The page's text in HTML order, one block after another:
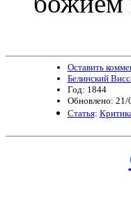
Оставить
Белинский
Год: 1844
Обновлено: 21/
Статья: